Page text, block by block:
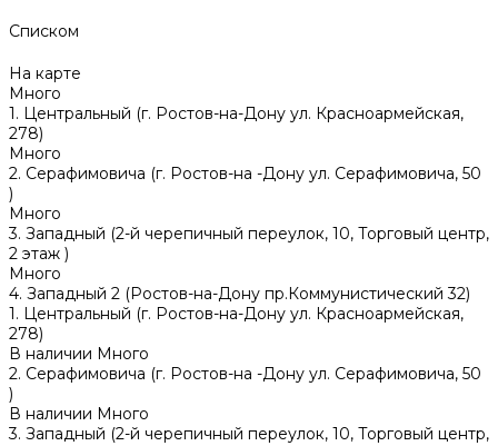
Списком
На карте
Много
1. Центральный (г. Ростов-на-Дону ул. Красноармейская,
278)
Много
2. Серафимовича (г. Ростов-на -Дону ул. Серафимовича, 50
)
Много
3. Западный (2-й черепичный переулок, 10, Торговый центр,
2 этаж )
Много
4. Западный 2 (Ростов-на-Дону пр.Коммунистический 32)
1. Центральный (г. Ростов-на-Дону ул. Красноармейская,
278)
В наличии Много
2. Серафимовича (г. Ростов-на -Дону ул. Серафимовича, 50
)
В наличии Много
3. Западный (2-й черепичный переулок, 10, Торговый центр,